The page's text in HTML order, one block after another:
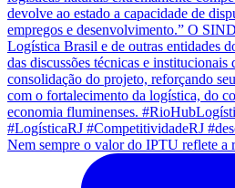
Nem sempre o valor do IPTU reflete a